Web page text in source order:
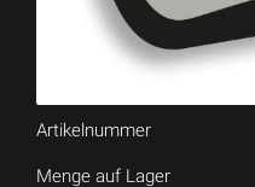
Artikelnummer
Menge auf Lager